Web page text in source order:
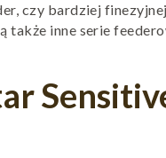
czy bardziej
także inne serie